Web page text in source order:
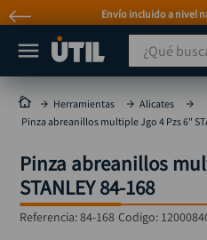
Envío incluido a nivel
¿Qué buscas
Herramientas
Alicates
Pinza abreanillos multiple Jgo 4 Pzs 6"
Pinza abreanillos
STANLEY 84-168
Referencia:84-168 Codigo:
MÁS BUSCADOS
taladro
taladros pulidoras
compresor
sierra circular